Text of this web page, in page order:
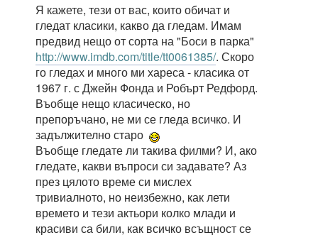
Я кажете, тези от вас, които обичат и
гледат класики, какво да гледам. Имам
предвид нещо от сорта на "Боси в парка"
http://www.imdb.com/title/tt0061385/. Скоро
го гледах и много ми хареса - класика от
1967 г. с Джейн Фонда и Робърт Редфорд.
Въобще нещо класическо, но
препоръчано, не ми се гледа всичко. И
задължително старо
Въобще гледате ли такива филми? И, ако
гледате, какви въпроси си задавате? Аз
през цялото време си мислех
тривиалното, но неизбежно, как лети
времето и тези актьори колко млади и
красиви са били, как всичко всъщност се